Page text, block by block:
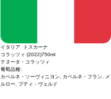
イタリア トスカーナ
コラッツィ (2022)750ml
テヌータ・コラッツィ
葡萄品種:
カベルネ・ソーヴィニヨン, カベルネ・フラン, メ
ルロー, プティ・ヴェルド